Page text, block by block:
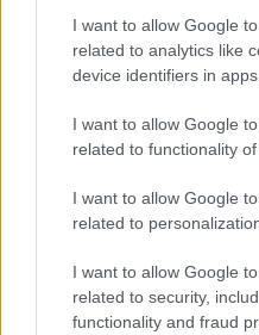
I want to allow Google
related to analytics like
device identifiers in apps.
I want to allow Google
related to functionality
I want to allow Google
related to
I want to allow Google
related to security,
functionality and fraud
La Reserva Federal aprueba
por parte de Banco Santander
Marta Ruiz · 5 Ago 2026